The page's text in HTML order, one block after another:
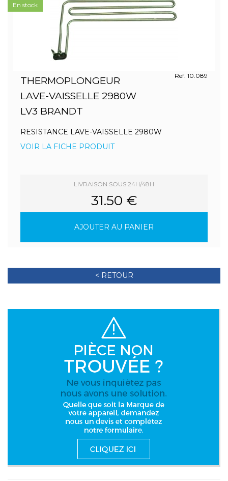
THERMOPLONGEUR
LAVE-VAISSELLE 2980W
LV3 BRANDT
Ref. 10.089
RESISTANCE LAVE-VAISSELLE 2980W
VOIR LA FICHE PRODUIT
LIVRAISON SOUS 24H/48H
31.50 €
AJOUTER AU PANIER
En stock
< RETOUR